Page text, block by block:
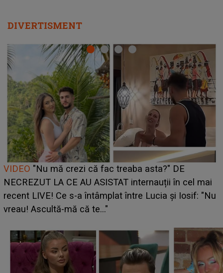
DIVERTISMENT
Cine este Bianca, tânăra clujeancă luată pe scenă la
UNTOLD ONE de Zara Larsson? Aceasta a dezvăluit
ce i-a spus artista suedeză în culise: „Nu am fost
pregătită...”